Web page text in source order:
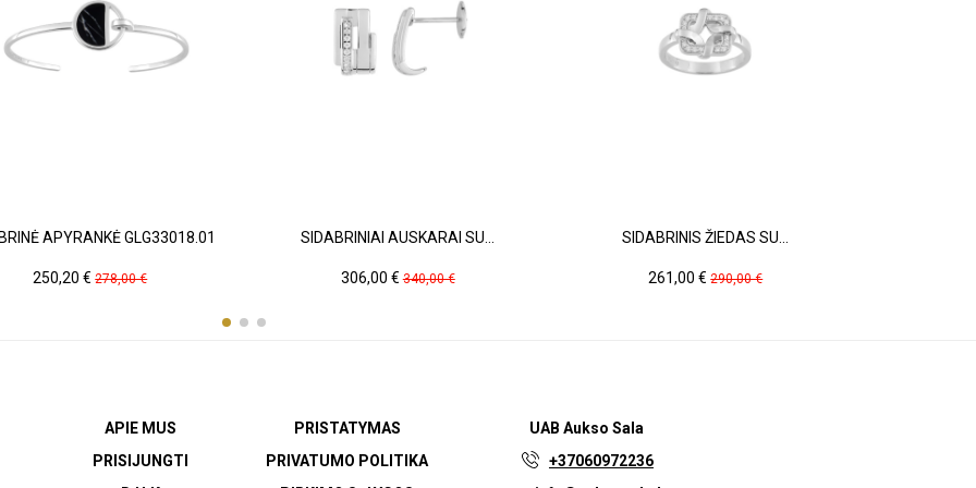
APYRANKĖ GLG33018.01
Kaina
250,20 € Pradinė
kaina
278,00 €
SIDABRINIAI AUSKARAI SU...
Kaina
306,00 €Pradinė
kaina
340,00 €
SIDABRINIS ŽIEDAS SU...
Kaina
261,00 € Pradinė
kaina
290,00 €
APIE MUS
PRISIJUNGTI
PRISTATYMAS
PRIVATUMO POLITIKA
UABAukso Sala
+37060972236